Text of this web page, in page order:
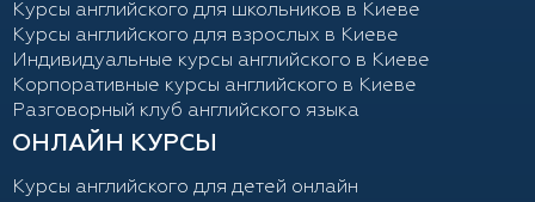
Курсы английского для школьников в Киеве
Курсы английского для взрослых в Киеве
Индивидуальные курсы английского в Киеве
Корпоративные курсы английского в Киеве
Разговорный клуб английского языка
ОНЛАЙН КУРСЫ
Курсы английского для детей онлайн